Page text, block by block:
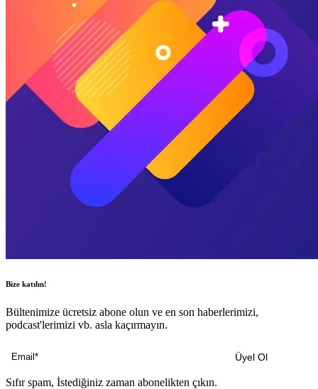
Bize katılın!
Bültenimize ücretsiz abone olun ve en son haberlerimizi,
podcast'lerimizi vb. asla kaçırmayın.
Sıfır spam, İstediğiniz zaman abonelikten çıkın.